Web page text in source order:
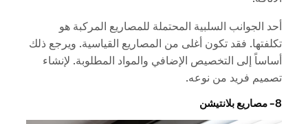
أحد الجوانب السلبية المحتملة للمصاريع المركبة هو
تكلفتها. فقد تكون أغلى من المصاريع القياسية. ويرجع ذلك
أساساً إلى التخصيص الإضافي والمواد المطلوبة. لإنشاء
تصميم فريد من نوعه.
8- مصاريع بلانتيشن